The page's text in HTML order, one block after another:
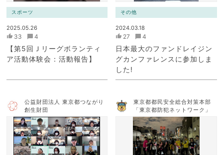
スポーツ
2025.05.26
33 4
【第5回Ｊリーグボランティ
ア活動体験会：活動報告】
その他
2024.03.18
27 4
日本最大のファンドレイジン
グカンファレンスに参加しま
した!
公益財団法人 東京都つながり
創生財団
東京都都民安全総合対策本部
「東京都防犯ネットワーク」